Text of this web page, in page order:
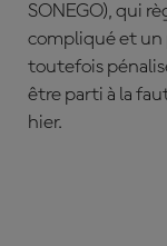
SONEGO), qui
compliqué et un
toutefois
être parti à la
hier.